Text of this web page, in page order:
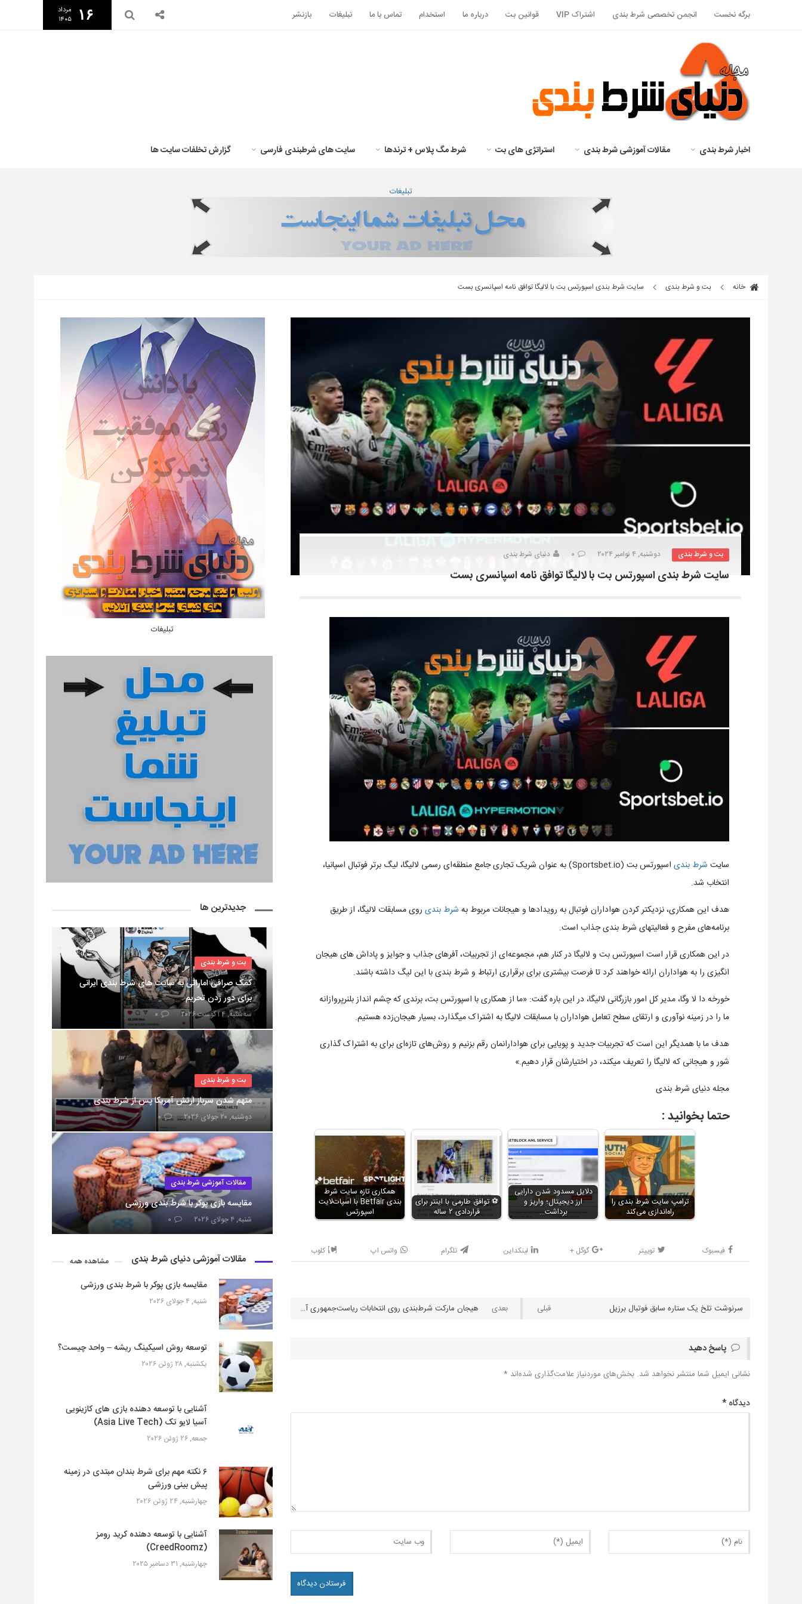
برگه نخست انجمن تخصصی شرط بندی اشتراک VIP قوانین بت درباره ما استخدام تماس با ما تبلیغات بازنشر ۱۶
مرداد
۱۴۰۵
اخبار شرط بندی مقالات آموزشی شرط بندی استراتژی های بت شرط مگ پلاس + ترندها سایت های شرطبندی فارسی گزارش تخلفات سایت ها
تبلیغات
خانه بت و شرط بندی سایت شرط بندی اسپورتس بت با لالیگا توافق نامه اسپانسری بست
بت و شرط بندی دوشنبه, ۴ نوامبر ۲۰۲۴ ۰ دنیای شرط بندی
سایت شرط بندی اسپورتس بت با لالیگا توافق نامه اسپانسری بست
سایت شرط بندی
اسپورتس بت (Sportsbet.io) به عنوان شریک تجاری جامع منطقه‌ای رسمی لالیگا، لیگ برتر فوتبال اسپانیا،
انتخاب شد.
هدف این همکاری، نزدیکتر کردن هواداران فوتبال به رویدادها و هیجانات مربوط به شرط بندی روی مسابقات لالیگا، از طریق
برنامه‌های مفرح و فعالیتهای شرط بندی جذاب است.
در این همکاری قرار است اسپورتس بت و لالیگا در کنار هم، مجموعه‌ای از تجربیات، آفرهای جذاب و جوایز و پاداش های هیجان
انگیزی را به هواداران ارائه خواهند کرد تا فرصت بیشتری برای برقراری ارتباط و شرط بندی با این لیگ داشته باشند.
خورخه دا لا وگا، مدیر کل امور بازرگانی لالیگا، در این باره گفت: «ما از همکاری با اسپورتس بت، برندی که چشم انداز بلنرپروازانه
ما را در زمینه نوآوری و ارتقای سطح تعامل هواداران با مسابقات لالیگا به اشتراک میگذارد، بسیار هیجان‌زده هستیم.
هدف ما با همدیگر این است که تجربیات جدید و پویایی برای هوادارانمان رقم بزنیم و روش‌های تازه‌ای برای به اشتراک گذاری
شور و هیجانی که لالیگا را تعریف میکند، در اختیارشان قرار دهیم.»
مجله دنیای شرط بندی
حتما بخوانید :
همکاری تازه سایت شرط
بندی Betfair با اسپات‌لایت
اسپورتس
⚽️ توافق طارمی با اینتر برای
قراردادی ۲ ساله
دلایل مسدود شدن دارایی
ارز دیجیتال؛ واریز و
برداشت…
ترامپ سایت شرط بندی را
راه‌اندازی می‌کند
فیسبوک توییتر گوگل + لینکداین تلگرام واتس اپ کلوب
سرنوشت تلخ یک ستاره سابق فوتبال برزیل هیجان مارکت شرط‌‌بندی روی انتخابات ریاست‌جمهوری آمریکا
پاسخ دهید
نشانی ایمیل شما منتشر نخواهد شد. بخش‌های موردنیاز علامت‌گذاری شده‌اند *
دیدگاه *
تبلیغات
جدیدترین ها
بت و شرط بندی
کمک صرافی اماراتی به سایت های شرط بندی ایرانی
برای دور زدن تحریم
سه‌شنبه, ۴ آگوست ۲۰۲۶ ۰
بت و شرط بندی
متهم شدن سرباز ارتش آمریکا پس از شرط بندی
دوشنبه, ۲۰ جولای ۲۰۲۶ ۰
مقالات آموزشی شرط بندی
مقایسه بازی پوکر با شرط بندی ورزشی
شنبه, ۴ جولای ۲۰۲۶ ۰
مقالات آموزشی دنیای شرط بندی مشاهده همه
مقایسه بازی پوکر با شرط بندی ورزشی
شنبه, ۴ جولای ۲۰۲۶
توسعه روش اسیکینگ ریشه – واحد چیست؟
یکشنبه, ۲۸ ژوئن ۲۰۲۶
آشنایی با توسعه دهنده بازی های کازینویی
آسیا لایو تک (Asia Live Tech)
جمعه, ۲۶ ژوئن ۲۰۲۶
۶ نکته مهم برای شرط بندان مبتدی در زمینه
پیش بینی ورزشی
چهارشنبه, ۲۴ ژوئن ۲۰۲۶
آشنایی با توسعه دهنده کرید رومز
(CreedRoomz)
چهارشنبه, ۳۱ دسامبر ۲۰۲۵